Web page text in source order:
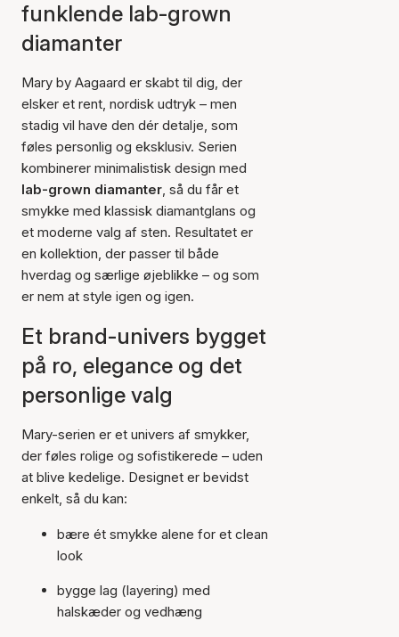
funklende lab-grown
diamanter
Mary by Aagaard er skabt til dig, der
elsker et rent, nordisk udtryk – men
stadig vil have den dér detalje, som
føles personlig og eksklusiv. Serien
kombinerer minimalistisk design med
lab-grown diamanter, så du får et
smykke med klassisk diamantglans og
et moderne valg af sten. Resultatet er
en kollektion, der passer til både
hverdag og særlige øjeblikke – og som
er nem at style igen og igen.
Et brand-univers bygget
på ro, elegance og det
personlige valg
Mary-serien er et univers af smykker,
der føles rolige og sofistikerede – uden
at blive kedelige. Designet er bevidst
enkelt, så du kan:
bære ét smykke alene for et clean
look
bygge lag (layering) med
halskæder og vedhæng